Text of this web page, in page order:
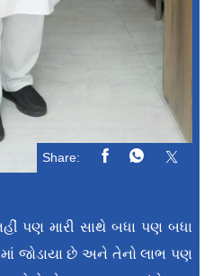
Share:
પણ મારી સાથે બધા પણ બધા
જોડાયા છે અને તેનો લાભ પણ